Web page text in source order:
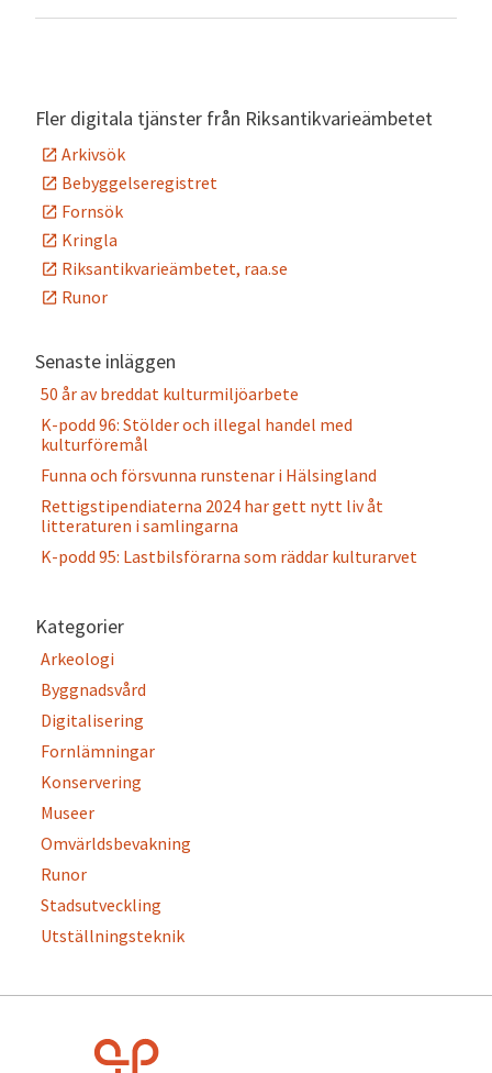
Fler digitala tjänster från Riksantikvarieämbetet
Arkivsök
Bebyggelseregistret
Fornsök
Kringla
Riksantikvarieämbetet, raa.se
Runor
Senaste inläggen
50 år av breddat kulturmiljöarbete
K-podd 96: Stölder och illegal handel med
kulturföremål
Funna och försvunna runstenar i Hälsingland
Rettigstipendiaterna 2024 har gett nytt liv åt
litteraturen i samlingarna
K-podd 95: Lastbilsförarna som räddar kulturarvet
Kategorier
Arkeologi
Byggnadsvård
Digitalisering
Fornlämningar
Konservering
Museer
Omvärldsbevakning
Runor
Stadsutveckling
Utställningsteknik